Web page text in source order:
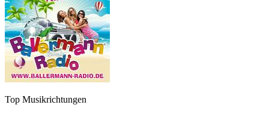
Top Musikrichtungen